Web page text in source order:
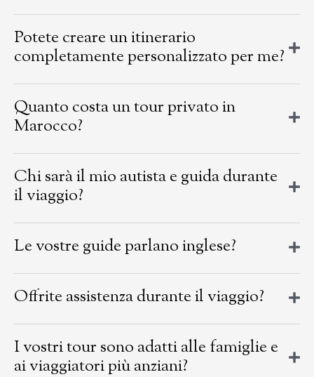
Potete creare un itinerario
completamente personalizzato per me?
Quanto costa un tour privato in
Marocco?
Chi sarà il mio autista e guida durante
il viaggio?
Le vostre guide parlano inglese?
Offrite assistenza durante il viaggio?
I vostri tour sono adatti alle famiglie e
ai viaggiatori più anziani?